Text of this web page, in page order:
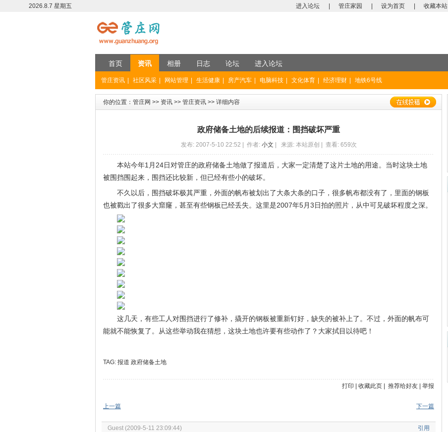
2026.8.7 星期五 进入论坛 管庄家园 设为首页 收藏本站
首页 资讯 相册 日志 论坛 进入论坛
管庄资讯 社区风采 网站管理 生活健康 房产汽车 电脑科技 文化体育 经济理财 地铁6号线
你的位置： 管庄网 >> 资讯 >> 管庄资讯 >> 详细内容
政府储备土地的后续报道：围挡破坏严重
发布: 2007-5-10 22:52 | 作者: 小文 | 来源: 本站原创 | 查看: 659次
本站今年1月24日对管庄的政府储备土地做了报道后，大家一定清楚了这片土地的用途。当时这块土地
被围挡围起来，围挡还比较新，但已经有些小的破坏。
不久以后，围挡破坏极其严重，外面的帆布被划出了大条大条的口子，很多帆布都没有了，里面的钢板
也被戳出了很多大窟窿，甚至有些钢板已经丢失。这里是2007年5月3日拍的照片，从中可见破坏程度之深。
这几天，有些工人对围挡进行了修补，撬开的钢板被重新钉好，缺失的被补上了。不过，外面的帆布可
能就不能恢复了。从这些举动我在猜想，这块土地也许要有些动作了？大家拭目以待吧！
TAG: 报道 政府储备土地
打印 收藏此页 推荐给好友 举报
上一篇 下一篇
Guest (2009-5-11 23:09:44) 引用